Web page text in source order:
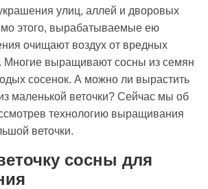
улиц, аллей и дворовых
этого, вырабатываемые ею
очищают воздух от вредных
Многие выращивают сосны из семян
сосенок. А можно ли вырастить
маленькой веточки? Сейчас мы об
технологию выращивания
веточки.
сосны для